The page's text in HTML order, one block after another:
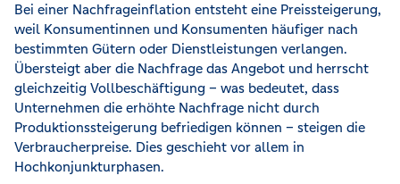
Bei einer Nachfrageinflation entsteht eine Preissteigerung,
weil Konsumentinnen und Konsumenten häufiger nach
bestimmten Gütern oder Dienstleistungen verlangen.
Übersteigt aber die Nachfrage das Angebot und herrscht
gleichzeitig Vollbeschäftigung – was bedeutet, dass
Unternehmen die erhöhte Nachfrage nicht durch
Produktionssteigerung befriedigen können – steigen die
Verbraucherpreise. Dies geschieht vor allem in
Hochkonjunkturphasen.